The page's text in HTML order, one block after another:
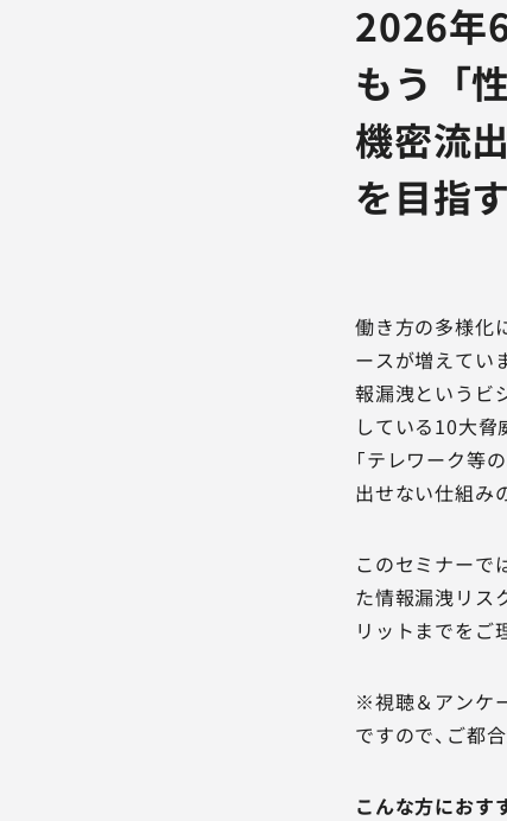
2026年
もう「
機密流
を目指
働き方の多様化
ースが増えてい
報漏洩というビ
している10大脅
「テレワーク等
出せない仕組み
このセミナーで
た情報漏洩リス
リットまでをご
※視聴＆アンケ
ですので、ご都
こんな方におす